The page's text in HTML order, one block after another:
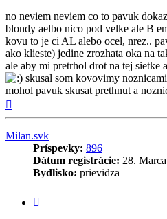
no neviem neviem co to pavuk
blondy aelbo nico pod velke ale B
kovu to je ci AL alebo ocel, nrez..
ako klieste) jedine zrozhata oka na
ale aby mi pretrhol drot na tej sietke
skusal som kovovimy
mohol pavuk skusat prethnut a
Milan.svk
Príspevky: 896
Dátum registrácie: 28.
Bydlisko: prievidza